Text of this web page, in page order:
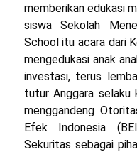
memberikan edukasi
siswa Sekolah
School itu acara dari
mengedukasi anak
investasi, terus
tutur Anggara
menggandeng
Efek Indonesia
Sekuritas sebagai